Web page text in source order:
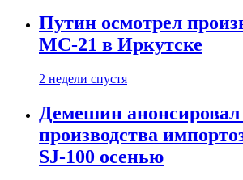
Путин осмотрел
МС-21 в Иркутске
2 недели спустя
Демешин анонсировал
производства
SJ-100 осенью